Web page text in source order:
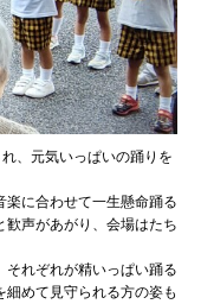
、元気いっぱいの踊りを
に合わせて一生懸命踊る
声があがり、会場はたち
れぞれが精いっぱい踊る
めて見守られる方の姿も